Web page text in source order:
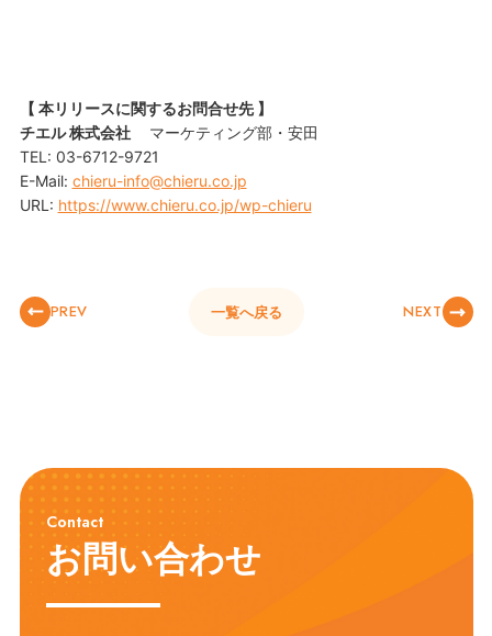
【 本リリースに関するお問合せ先 】
チエル 株式会社 マーケティング部・安田
TEL: 03-6712-9721
E-Mail: chieru-info@chieru.co.jp
URL: https://www.chieru.co.jp/wp-chieru
PREV 一覧へ戻る NEXT
Contact
お問い合わせ